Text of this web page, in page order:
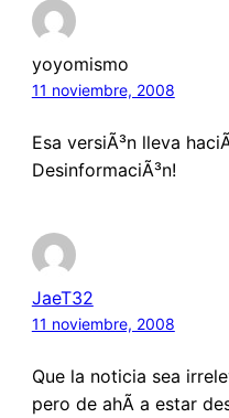
yoyomismo
11 noviembre, 2008
Esa versiÃ³n lleva
DesinformaciÃ³n!
JaeT32
11 noviembre, 2008
Que la noticia sea
pero de ahÃ­ a estar